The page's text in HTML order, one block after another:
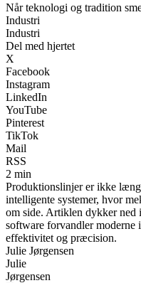
Når teknologi og tradition
Industri
Industri
Del med hjertet
X
Facebook
Instagram
LinkedIn
YouTube
Pinterest
TikTok
Mail
RSS
2 min
Produktionslinjer er ikke
intelligente systemer, hvor
om side. Artiklen dykker ned
software forvandler moderne
effektivitet og præcision.
Julie Jørgensen
Julie
Jørgensen